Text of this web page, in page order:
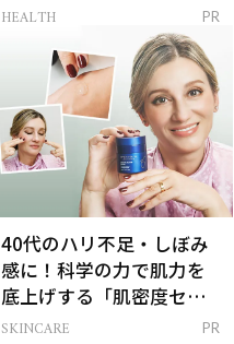
支える朝ルーティンと
HEALTH PR
40代のハリ不足・しぼみ
感に！科学の力で肌力を
底上げする「肌密度セラ
ム」
SKINCARE PR